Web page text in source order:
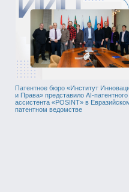
Патентное бюро «Институт
и Права» представило AI-патентного
ассистента «POSINT» в
патентном ведомстве